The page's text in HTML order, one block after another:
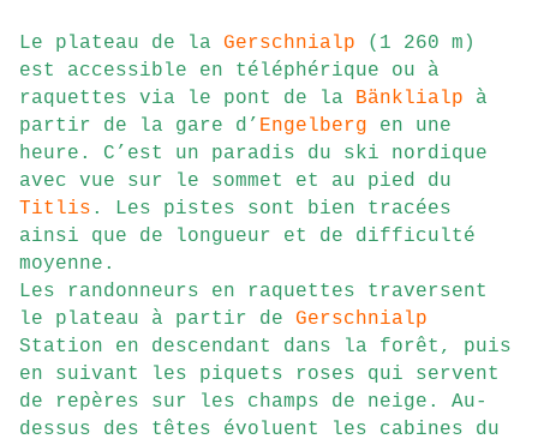
Le plateau de la Gerschnialp (1 260 m)
est accessible en téléphérique ou à
raquettes via le pont de la
Bänklialp à
partir de la gare d’ Engelberg en une
heure. C’est un paradis du ski nordique
avec vue sur le sommet et au pied du
Titlis . Les pistes sont bien tracées
ainsi que de longueur et de difficulté
moyenne.
Les randonneurs en raquettes traversent
le plateau à partir de Gerschnialp
Station en descendant dans la forêt, puis
en suivant les piquets roses qui servent
de repères sur les champs de neige. Au-
dessus des têtes évoluent les cabines du